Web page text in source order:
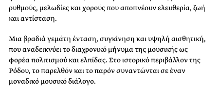
ρυθμούς, μελωδίες και χορούς που αποπνέουν ελευθερία, ζωή
και αντίσταση.
Μια βραδιά γεμάτη ένταση, συγκίνηση και υψηλή αισθητική,
που αναδεικνύει το διαχρονικό μήνυμα της μουσικής ως
φορέα πολιτισμού και ελπίδας. Στο ιστορικό περιβάλλον της
Ρόδου, το παρελθόν και το παρόν συναντώνται σε έναν
μοναδικό μουσικό διάλογο.